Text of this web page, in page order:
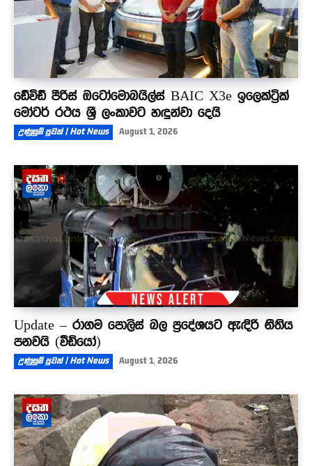
ඩේවිඩ් පීරිස් ඔටෝමොබයිල්ස් BAIC X3e ඉලෙක්ට්‍රික්
මෝටර් රථය ශ්‍රී ලංකාවට හඳුන්වා දෙයි
උණුසුම් පුවත් | Hot News August 1, 2026
Update – රාගම පොලිස් බල ප්‍රදේශයට ඇඳිරි නීතිය
පනවයි (වීඩියෝ)
උණුසුම් පුවත් | Hot News August 1, 2026